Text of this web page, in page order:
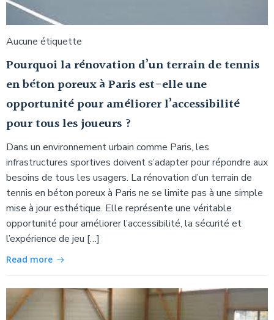
Aucune étiquette
Pourquoi la rénovation d’un terrain de tennis
en béton poreux à Paris est-elle une
opportunité pour améliorer l’accessibilité
pour tous les joueurs ?
Dans un environnement urbain comme Paris, les
infrastructures sportives doivent s’adapter pour répondre aux
besoins de tous les usagers. La rénovation d’un terrain de
tennis en béton poreux à Paris ne se limite pas à une simple
mise à jour esthétique. Elle représente une véritable
opportunité pour améliorer l’accessibilité, la sécurité et
l’expérience de jeu […]
Read more